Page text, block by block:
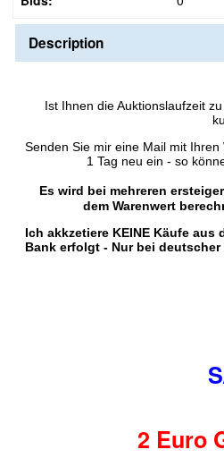
Description
Ist Ihnen die Auktionslaufzeit
Senden Sie mir eine Mail mit
1 Tag neu ein - so
Es wird bei mehreren
dem Warenwert
Ich akkzetiere KEINE Käufe
Bank erfolgt - Nur bei
2 Euro